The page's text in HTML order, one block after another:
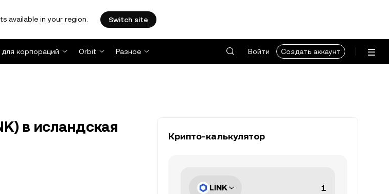
available in your region. Switch site
корпораций Orbit Разное Войти Создать аккаунт
в исландская
Крипто-калькулятор
LINK